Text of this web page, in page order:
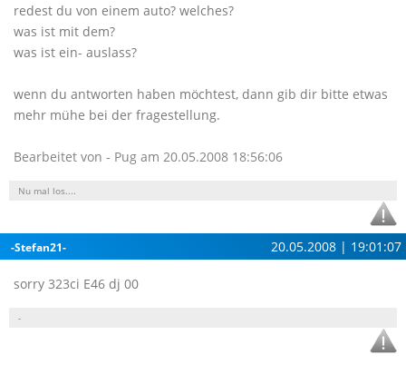
redest du von einem auto? welches?
was ist mit dem?
was ist ein- auslass?
wenn du antworten haben möchtest, dann gib dir bitte etwas
mehr mühe bei der fragestellung.
Bearbeitet von - Pug am 20.05.2008 18:56:06
Nu mal los....
-Stefan21- 20.05.2008 | 19:01:07
sorry 323ci E46 dj 00
-